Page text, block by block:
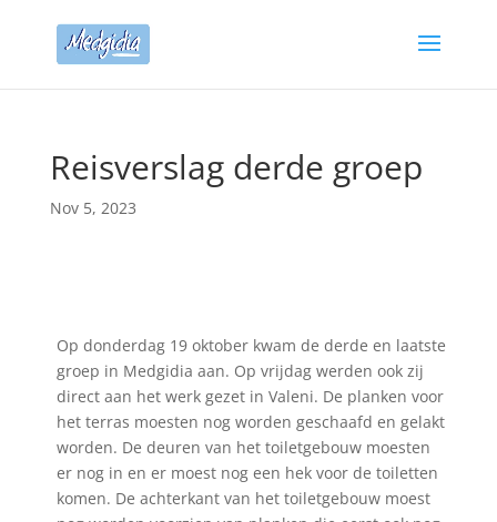
Reisverslag derde groep
Nov 5, 2023
Op donderdag 19 oktober kwam de derde en laatste
groep in Medgidia aan. Op vrijdag werden ook zij
direct aan het werk gezet in Valeni. De planken voor
het terras moesten nog worden geschaafd en gelakt
worden. De deuren van het toiletgebouw moesten
er nog in en er moest nog een hek voor de toiletten
komen. De achterkant van het toiletgebouw moest